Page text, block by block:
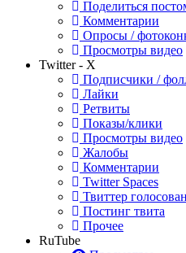
Поделиться
Комментарии
Опросы /
Просмотры видео
Twitter - X
Подписчики /
Лайки
Ретвиты
Показы/клики
Просмотры видео
Жалобы
Комментарии
Twitter Spaces
Твиттер
Постинг твита
Прочее
RuTube